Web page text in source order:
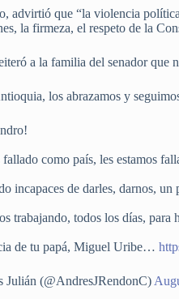
advirtió que “la violencia
la firmeza, el respeto de la
a la familia del senador que
los abrazamos y
fallado como país, les estamos
incapaces de darles, darnos, un
trabajando, todos los días,
de tu papá, Miguel Uribe…
(@AndresJRendonC)